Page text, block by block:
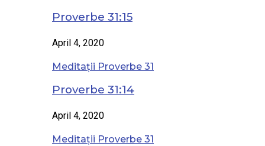
Proverbe 31:15
April 4, 2020
Meditații Proverbe 31
Proverbe 31:14
April 4, 2020
Meditații Proverbe 31